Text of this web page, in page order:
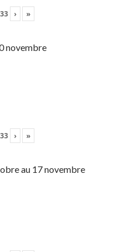
33 › »
novembre
33 › »
au 17 novembre